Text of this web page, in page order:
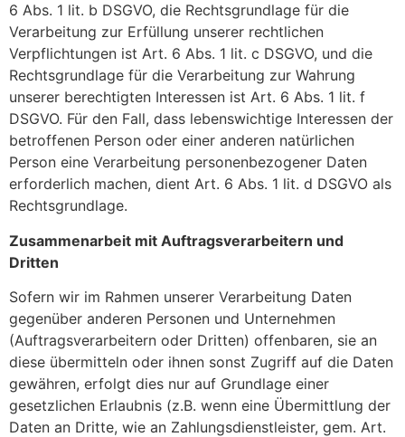
6 Abs. 1 lit. b DSGVO, die Rechtsgrundlage für die
Verarbeitung zur Erfüllung unserer rechtlichen
Verpflichtungen ist Art. 6 Abs. 1 lit. c DSGVO, und die
Rechtsgrundlage für die Verarbeitung zur Wahrung
unserer berechtigten Interessen ist Art. 6 Abs. 1 lit. f
DSGVO. Für den Fall, dass lebenswichtige Interessen der
betroffenen Person oder einer anderen natürlichen
Person eine Verarbeitung personenbezogener Daten
erforderlich machen, dient Art. 6 Abs. 1 lit. d DSGVO als
Rechtsgrundlage.
Zusammenarbeit mit Auftragsverarbeitern und
Dritten
Sofern wir im Rahmen unserer Verarbeitung Daten
gegenüber anderen Personen und Unternehmen
(Auftragsverarbeitern oder Dritten) offenbaren, sie an
diese übermitteln oder ihnen sonst Zugriff auf die Daten
gewähren, erfolgt dies nur auf Grundlage einer
gesetzlichen Erlaubnis (z.B. wenn eine Übermittlung der
Daten an Dritte, wie an Zahlungsdienstleister, gem. Art.